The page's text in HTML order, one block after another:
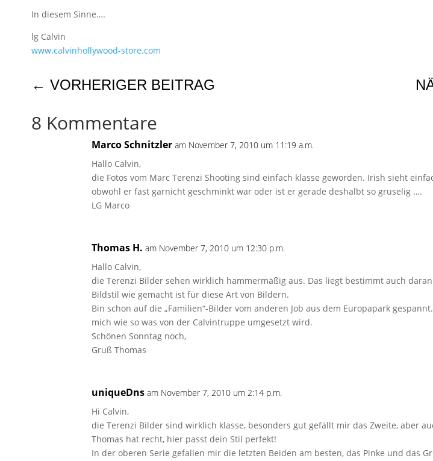
In diesem Sinne….
lg Calvin
www.calvinhollywood-store.com
← VORHERIGER BEITRAG
8 Kommentare
Marco Schnitzler am November 7, 2010 um 11:19 a.m.
Hallo Calvin,
die Fotos vom Marc Terenzi Shooting sind einfach klasse geworden. Irish sieht
obwohl er fast garnicht geschminkt war oder ist er gerade deshalbt so gruselig ….
LG Marco
Thomas H. am November 7, 2010 um 12:30 p.m.
Hallo Calvin,
die Terenzi Bilder sehen wirklich hammermäßig aus. Das liegt bestimmt auch
Bildstil wie gemacht ist für diese Art von Bildern.
Bin schon auf die „Familien“-Bilder vom anderen Job aus dem Europapark
mich wie so was von der Calvintruppe umgesetzt wird.
Schönen Sonntag noch,
Gruß Thomas
uniqueDns am November 7, 2010 um 2:14 p.m.
Hi Calvin,
die Terenzi Bilder sind wirklich klasse, besonders gut gefällt mir das Zweite, aber
Thomas hat recht, hier passt dein Stil perfekt!
In der oberen Serie gefallen mir die letzten Beiden am besten, das Pinke und das